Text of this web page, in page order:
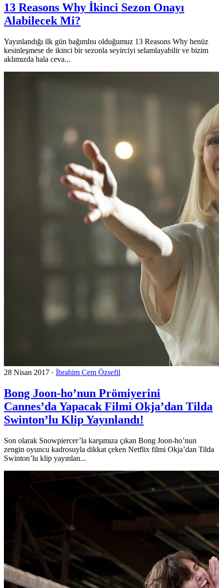
13 Reasons Why İkinci Sezon Onayı
Alabilecek Mi?
Yayınlandığı ilk gün bağımlısı olduğumuz 13 Reasons Why henüz
kesinleşmese de ikinci bir sezonla seyirciyi selamlayabilir ve bizim
aklımızda hala ceva...
28 Nisan 2017 · İbrahim Cem Özsefil
Bong Joon-ho’nun Prömiyerini
Cannes’da Yapacak Filmi Okja’dan Tilda
Swinton’lu Klip Yayınlandı!
Son olarak Snowpiercer’la karşımıza çıkan Bong Joon-ho’nun
zengin oyuncu kadrosuyla dikkat çeken Netflix filmi Okja’dan Tilda
Swinton’lu klip yayınlan...